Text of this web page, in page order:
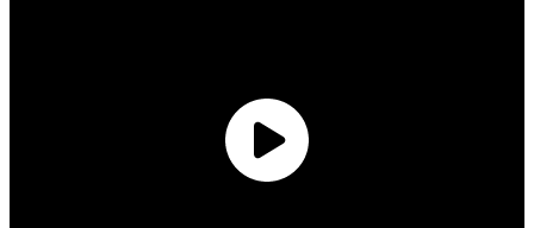
Play